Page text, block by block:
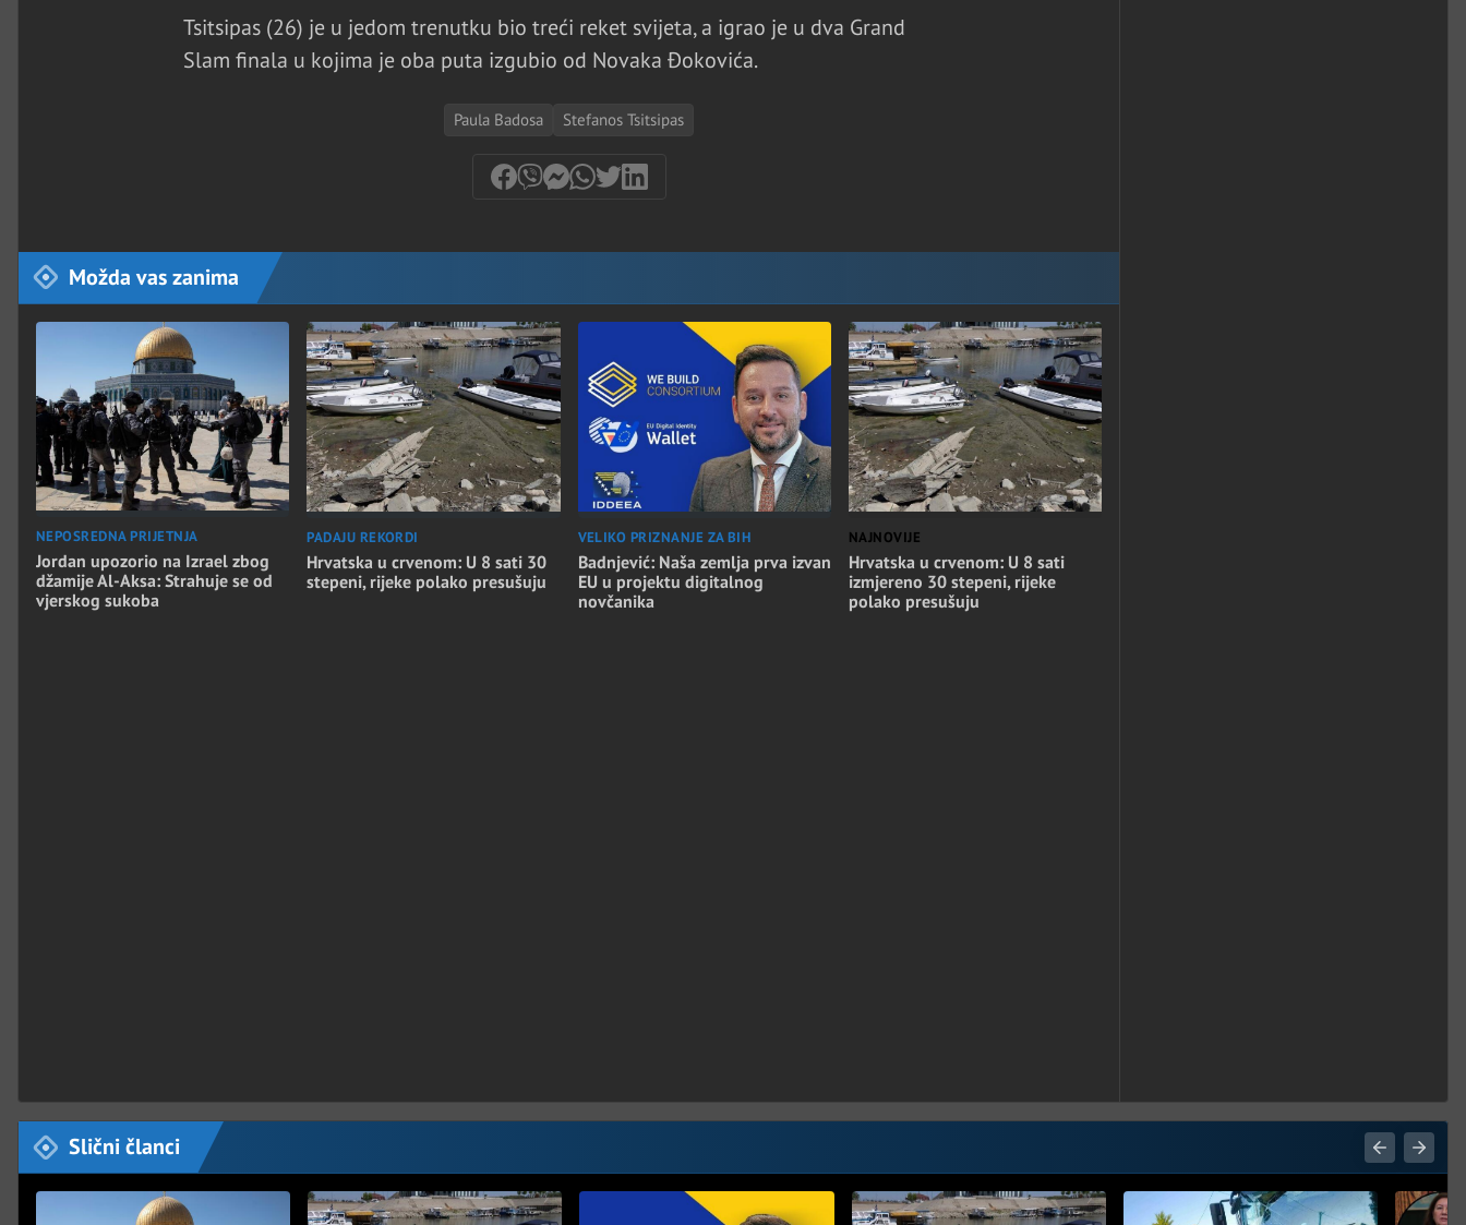
Tsitsipas (26) je u jedom trenutku bio treći reket svijeta, a igrao je u dva Grand
Slam finala u kojima je oba puta izgubio od Novaka Đokovića.
Paula Badosa Stefanos Tsitsipas
Možda vas zanima
NEPOSREDNA PRIJETNJA
Jordan upozorio na Izrael zbog
džamije Al-Aksa: Strahuje se od
vjerskog sukoba
PADAJU REKORDI
Hrvatska u crvenom: U 8 sati 30
stepeni, rijeke polako presušuju
VELIKO PRIZNANJE ZA BIH
Badnjević: Naša zemlja prva izvan
EU u projektu digitalnog
novčanika
NAJNOVIJE
Hrvatska u crvenom: U 8 sati
izmjereno 30 stepeni, rijeke
polako presušuju
Slični članci